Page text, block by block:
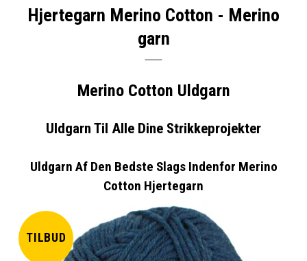
Hjertegarn Merino Cotton - Merino
garn
Merino Cotton Uldgarn
Uldgarn Til Alle Dine Strikkeprojekter
Uldgarn Af Den Bedste Slags Indenfor Merino
Cotton Hjertegarn
TILBUD